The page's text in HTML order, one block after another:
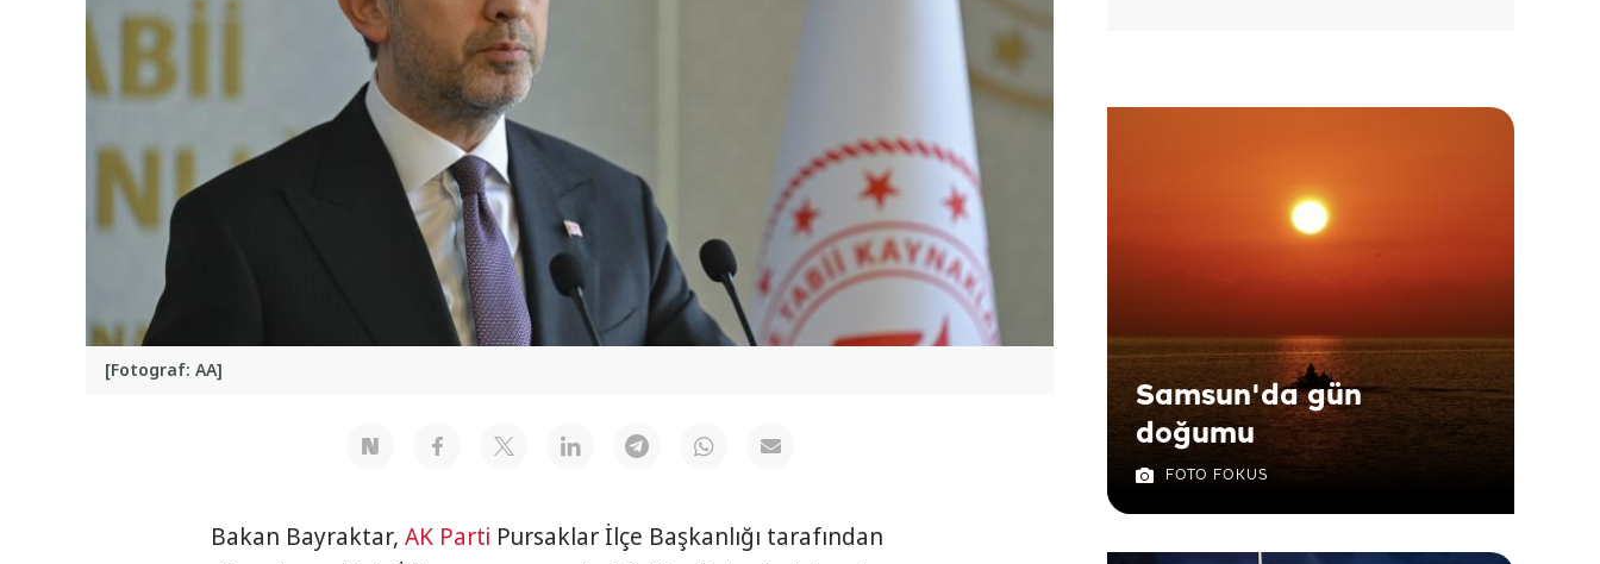
[Fotograf: AA]
Bakan Bayraktar, AK Parti Pursaklar İlçe Başkanlığı tarafından
Samsun'da gün
doğumu
FOTO FOKUS